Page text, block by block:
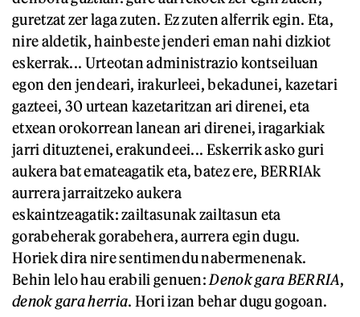
guretzat zer laga zuten. Ez zuten alferrik egin. Eta,
nire aldetik, hainbeste jenderi eman nahi dizkiot
eskerrak... Urteotan administrazio kontseiluan
egon den jendeari, irakurleei, bekadunei, kazetari
gazteei, 30 urtean kazetaritzan ari direnei, eta
etxean orokorrean lanean ari direnei, iragarkiak
jarri dituztenei, erakundeei... Eskerrik asko guri
aukera bat emateagatik eta, batez ere, BERRIAk
aurrera jarraitzeko aukera
eskaintzeagatik: zailtasunak zailtasun eta
gorabeherak gorabehera, aurrera egin dugu.
Horiek dira nire sentimendu nabermenenak.
Behin lelo hau erabili genuen: Denok gara BERRIA,
denok gara herria. Hori izan behar dugu gogoan.